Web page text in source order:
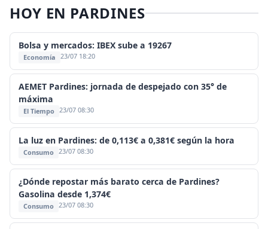
HOY EN PARDINES
Bolsa y mercados: IBEX sube a 19267
Economía 23/07 18:20
AEMET Pardines: jornada de despejado con 35° de
máxima
El Tiempo 23/07 08:30
La luz en Pardines: de 0,113€ a 0,381€ según la hora
Consumo 23/07 08:30
¿Dónde repostar más barato cerca de Pardines?
Gasolina desde 1,374€
Consumo 23/07 08:30